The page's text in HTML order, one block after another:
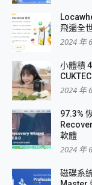
飛遍全
2024 年
小體積
2024 年
97.3%
軟體
2024 年
磁碟系